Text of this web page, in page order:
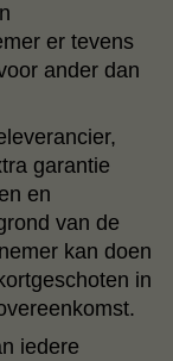
er tevens
ander dan
garantie
en
van de
kan doen
in
iedere